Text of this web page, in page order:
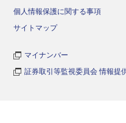
個人情報保護に関する事項
サイトマップ
マイナンバー
証券取引等監視委員会 情報提